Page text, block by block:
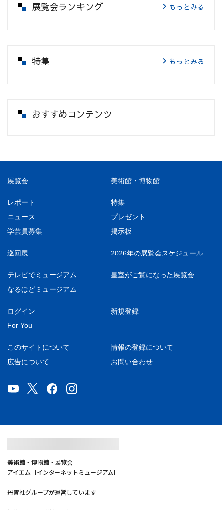
展覧会ランキング もっとみる
特集 もっとみる
おすすめコンテンツ
展覧会 美術館・博物館
レポート
特集
ニュース
プレゼント
学芸員募集
掲示板
巡回展 2026年の展覧会スケジュール
テレビでミュージアム
皇室がご覧になった展覧会
なるほどミュージアム
ログイン
新規登録
For You
このサイトについて
情報の登録について
広告について
お問い合わせ
美術館・博物館・展覧会
アイエム［インターネットミュージアム］
丹青社グループが運営しています